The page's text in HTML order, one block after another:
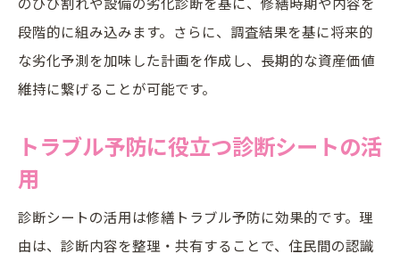
段階的に組み込みます。さらに、調査結果を基に将来的
な劣化予測を加味した計画を作成し、長期的な資産価値
維持に繋げることが可能です。
トラブル予防に役立つ診断シートの活
用
診断シートの活用は修繕トラブル予防に効果的です。理
由は、診断内容を整理・共有することで、住民間の認識